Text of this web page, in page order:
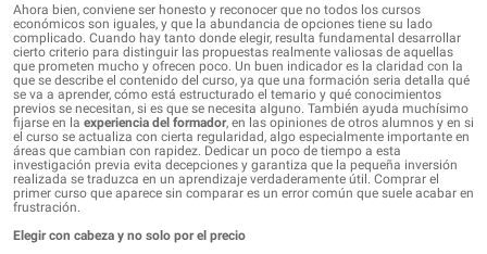
Ahora bien, conviene ser honesto y reconocer que no todos los cursos
económicos son iguales, y que la abundancia de opciones tiene su lado
complicado. Cuando hay tanto donde elegir, resulta fundamental desarrollar
cierto criterio para distinguir las propuestas realmente valiosas de aquellas
que prometen mucho y ofrecen poco. Un buen indicador es la claridad con la
que se describe el contenido del curso, ya que una formación seria detalla qué
se va a aprender, cómo está estructurado el temario y qué conocimientos
previos se necesitan, si es que se necesita alguno. También ayuda muchísimo
fijarse en la experiencia del formador, en las opiniones de otros alumnos y en si
el curso se actualiza con cierta regularidad, algo especialmente importante en
áreas que cambian con rapidez. Dedicar un poco de tiempo a esta
investigación previa evita decepciones y garantiza que la pequeña inversión
realizada se traduzca en un aprendizaje verdaderamente útil. Comprar el
primer curso que aparece sin comparar es un error común que suele acabar en
frustración.
Elegir con cabeza y no solo por el precio